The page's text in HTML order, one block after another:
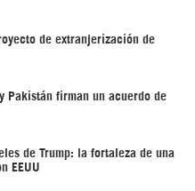
de extranjerización de
Pakistán firman un acuerdo de
de Trump: la fortaleza de una
EEUU